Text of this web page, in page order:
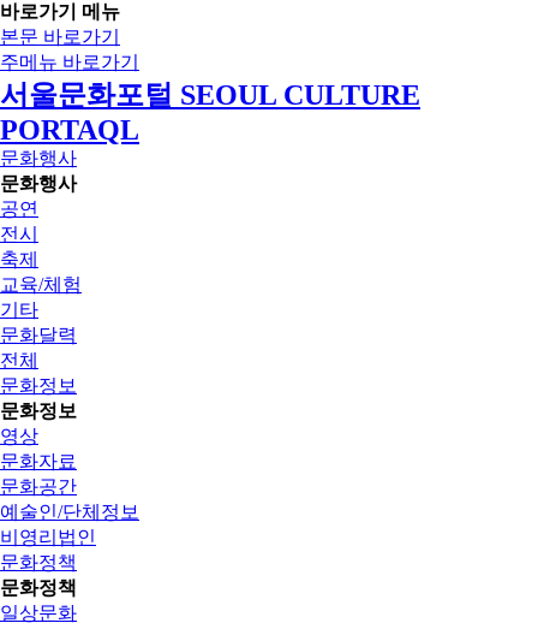
바로가기 메뉴
본문 바로가기
주메뉴 바로가기
서울문화포털 SEOUL CULTURE
PORTAQL
문화행사
문화행사
공연
전시
축제
교육/체험
기타
문화달력
전체
문화정보
문화정보
영상
문화자료
문화공간
예술인/단체정보
비영리법인
문화정책
문화정책
일상문화